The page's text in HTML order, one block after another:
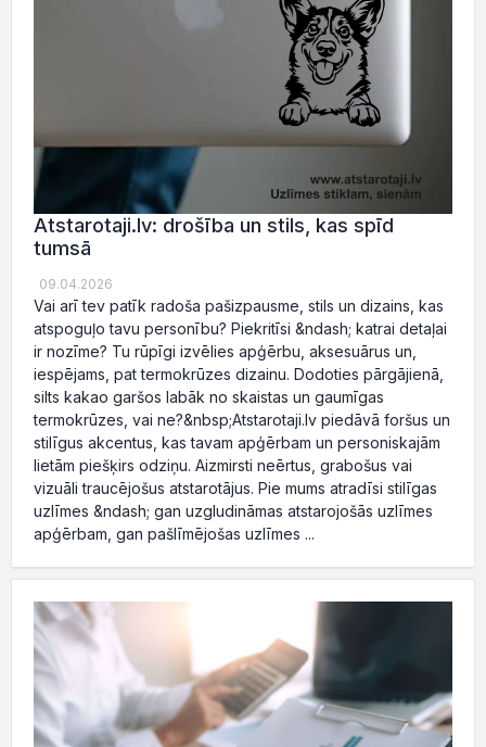
Atstarotaji.lv: drošība un stils, kas spīd
tumsā
09.04.2026
Vai arī tev patīk radoša pašizpausme, stils un dizains, kas
atspoguļo tavu personību? Piekritīsi &ndash; katrai detaļai
ir nozīme? Tu rūpīgi izvēlies apģērbu, aksesuārus un,
iespējams, pat termokrūzes dizainu. Dodoties pārgājienā,
silts kakao garšos labāk no skaistas un gaumīgas
termokrūzes, vai ne?&nbsp;Atstarotaji.lv piedāvā foršus un
stilīgus akcentus, kas tavam apģērbam un personiskajām
lietām piešķirs odziņu. Aizmirsti neērtus, grabošus vai
vizuāli traucējošus atstarotājus. Pie mums atradīsi stilīgas
uzlīmes &ndash; gan uzgludināmas atstarojošās uzlīmes
apģērbam, gan pašlīmējošas uzlīmes ...